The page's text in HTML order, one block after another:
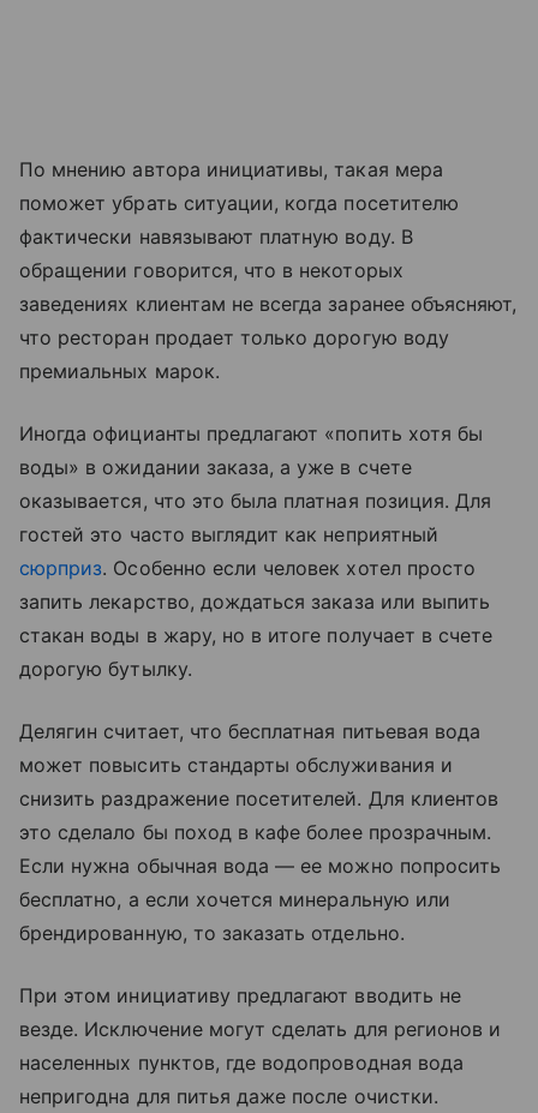
По мнению автора инициативы, такая мера
поможет убрать ситуации, когда посетителю
фактически навязывают платную воду. В
обращении говорится, что в некоторых
заведениях клиентам не всегда заранее объясняют,
что ресторан продает только дорогую воду
премиальных марок.
Иногда официанты предлагают «попить хотя бы
воды» в ожидании заказа, а уже в счете
оказывается, что это была платная позиция. Для
гостей это часто выглядит как неприятный
сюрприз. Особенно если человек хотел просто
запить лекарство, дождаться заказа или выпить
стакан воды в жару, но в итоге получает в счете
дорогую бутылку.
Делягин считает, что бесплатная питьевая вода
может повысить стандарты обслуживания и
снизить раздражение посетителей. Для клиентов
это сделало бы поход в кафе более прозрачным.
Если нужна обычная вода — ее можно попросить
бесплатно, а если хочется минеральную или
брендированную, то заказать отдельно.
При этом инициативу предлагают вводить не
везде. Исключение могут сделать для регионов и
населенных пунктов, где водопроводная вода
непригодна для питья даже после очистки.